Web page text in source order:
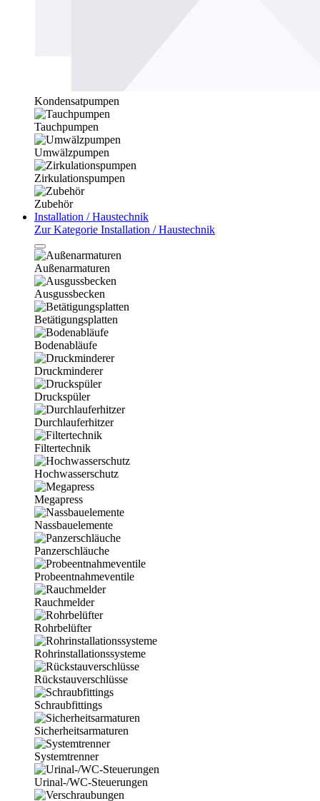
Kondensatpumpen
Tauchpumpen
Umwälzpumpen
Zirkulationspumpen
Zubehör
Installation / Haustechnik
Zur Kategorie Installation / Haustechnik
Außenarmaturen
Ausgussbecken
Betätigungsplatten
Bodenabläufe
Druckminderer
Druckspüler
Durchlauferhitzer
Filtertechnik
Hochwasserschutz
Megapress
Nassbauelemente
Panzerschläuche
Probeentnahmeventile
Rauchmelder
Rohrbelüfter
Rohrinstallationssysteme
Rückstauverschlüsse
Schraubfittings
Sicherheitsarmaturen
Systemtrenner
Urinal-/WC-Steuerungen